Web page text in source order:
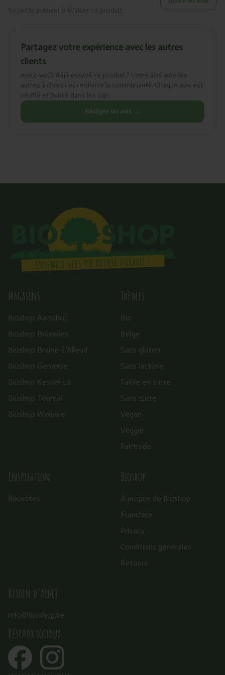
Partagez votre expérience avec les autres
clients
Avez-vous déjà essayé ce produit ? Votre avis aide les
autres à choisir et renforce la communauté. Chaque avis est
vérifié et publié dans les 24h.
Rédiger un avis →
Magasins
Bioshop Aarschot
Bioshop Bruxelles
Bioshop Braine-L’Alleud
Bioshop Genappe
Bioshop Kessel-Lo
Bioshop Tournai
Bioshop Woluwe
Thèmes
Bio
Belge
Sans gluten
Sans lactose
Faible en sucre
Sans sucre
Vegan
Veggie
Fairtrade
Inspiration
Recettes
Bioshop
À propos de Bioshop
Franchise
Privacy
Conditions générales
Retours
Besoin d’aide?
info@bioshop.be
Réseaux sociaux